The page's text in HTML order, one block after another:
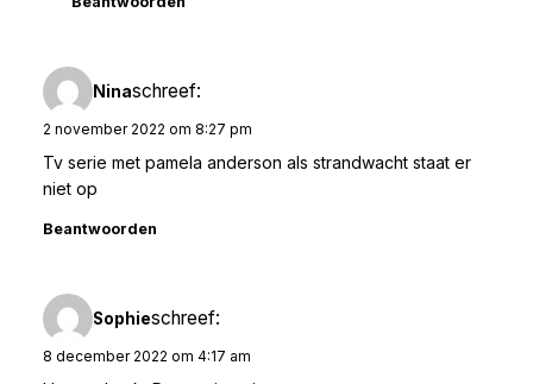
Ninaschreef:
2 november 2022 om 8:27 pm
Tv serie met pamela anderson als strandwacht staat er
niet op
Beantwoorden
Sophieschreef:
8 december 2022 om 4:17 am